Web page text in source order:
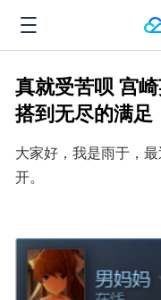
真就受苦呗 宫
搭到无尽的满足
大家好，我是雨于，
开。